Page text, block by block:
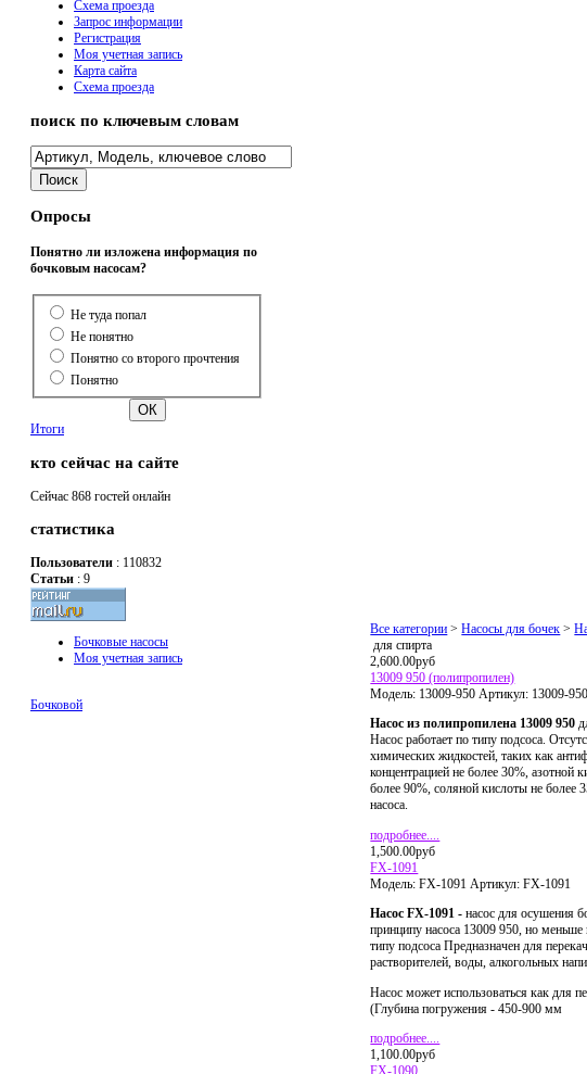
Схема проезда
Запрос информации
Регистрация
Моя учетная запись
Карта сайта
Схема проезда
поиск по ключевым словам
Опросы
Понятно ли изложена информация по
бочковым насосам?
Не туда попал
Не понятно
Понятно со второго прочтения
Понятно
Итоги
кто сейчас на сайте
Сейчас 868 гостей онлайн
статистика
Пользователи : 110832
Статьи : 9
Все категории >Насосы для бочек >
для спирта
2,600.00руб
13009 950 (полипропилен)
Модель: 13009-950 Артикул: 13009-950
Насос из полипропилена 13009 950
Насос работает по типу подсоса.
химических жидкостей, таких как
концентрацией не более 30%,
более 90%, соляной кислоты не более
насоса.
подробнее....
1,500.00руб
FX-1091
Модель: FX-1091 Артикул: FX-1091
НасосFX-1091 - насос для осушения
принципу насоса 13009 950, но меньше
типу подсоса Предназначен для
растворителей, воды, алкогольных
Насос может использоваться как для
(Глубина погружения - 450-900 мм
подробнее....
1,100.00руб
FX-1090
Бочковые насосы
Моя учетная запись
Бочковой